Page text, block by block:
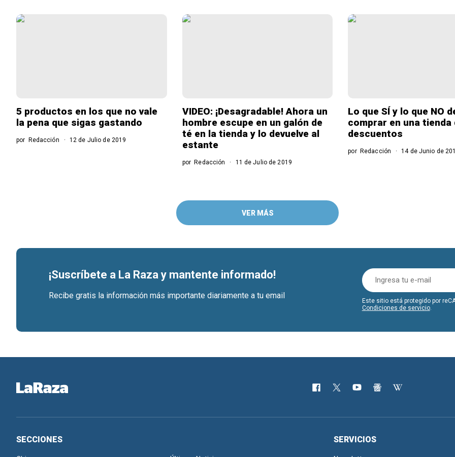
5 productos en los que no vale
la pena que sigas gastando
por Redacción 12 de Julio de 2019
VIDEO: ¡Desagradable! Ahora un
hombre escupe en un galón de
té en la tienda y lo devuelve al
estante
por Redacción 11 de Julio de 2019
Lo que SÍ y lo que NO
comprar en una tienda
descuentos
por Redacción 14 de Junio de
VER MÁS
¡Suscríbete a La Raza y mantente informado!
Recibe gratis la información más importante diariamente a tu email
Este sitio está protegido por
Condiciones de servicio.
SECCIONES SERVICIOS